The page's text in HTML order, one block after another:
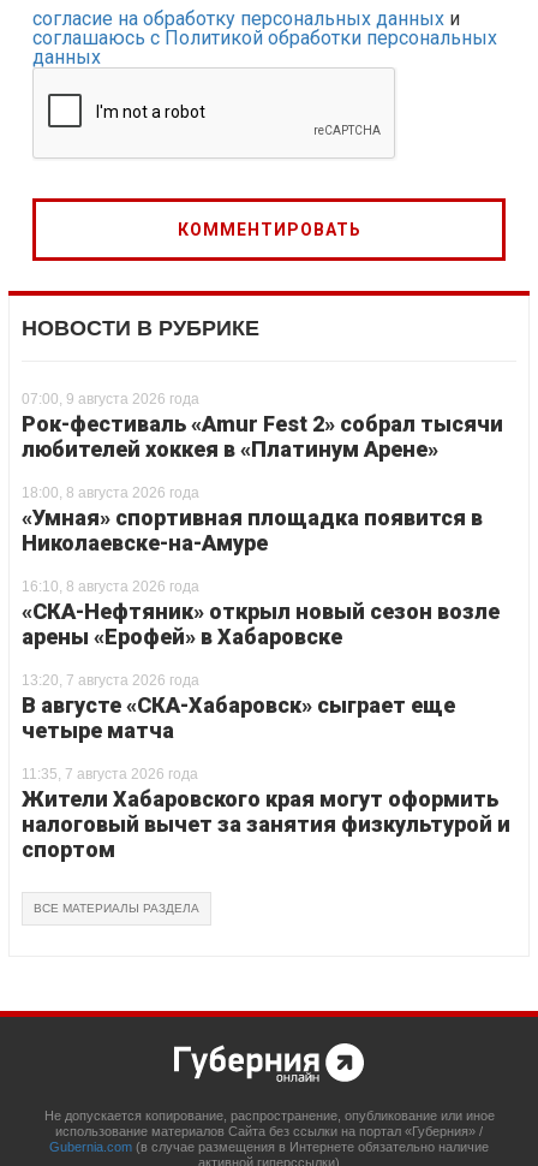
согласие на обработку персональных данных и
соглашаюсь с Политикой обработки персональных
данных
НОВОСТИ В РУБРИКЕ
07:00, 9 августа 2026 года
Рок-фестиваль «Amur Fest 2» собрал тысячи
любителей хоккея в «Платинум Арене»
18:00, 8 августа 2026 года
«Умная» спортивная площадка появится в
Николаевске-на-Амуре
16:10, 8 августа 2026 года
«СКА-Нефтяник» открыл новый сезон возле
арены «Ерофей» в Хабаровске
13:20, 7 августа 2026 года
В августе «СКА-Хабаровск» сыграет еще
четыре матча
11:35, 7 августа 2026 года
Жители Хабаровского края могут оформить
налоговый вычет за занятия физкультурой и
спортом
ВСЕ МАТЕРИАЛЫ РАЗДЕЛА
Не допускается копирование, распространение, опубликование или иное
использование материалов Сайта без ссылки на портал «Губерния» /
Gubernia.com (в случае размещения в Интернете обязательно наличие
активной гиперссылки)